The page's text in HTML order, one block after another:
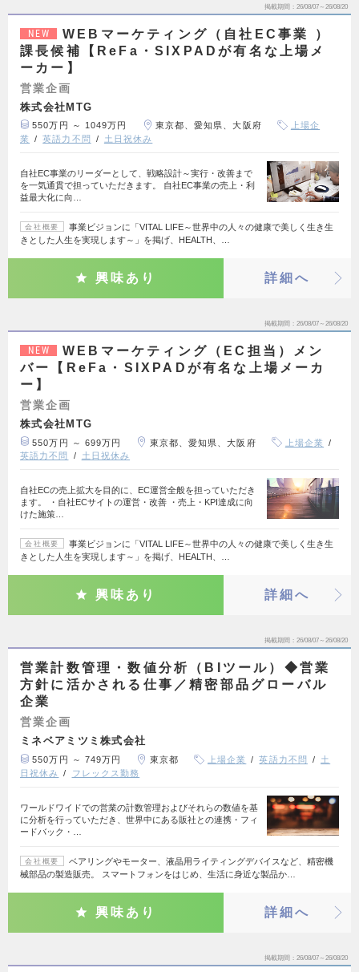
掲載期間 26/08/07～26/08/20
NEW
WEBマーケティング（自社EC事業 ）
課長候補【ReFa・SIXPADが有名な上場メ
ーカー】
営業企画
株式会社MTG
550万円 ～ 1049万円 東京都、愛知県、大阪府
上場企
業
英語力不問 土日祝休み
自社EC事業のリーダーとして、戦略設計～実行・改善まで
を一気通貫で担っていただきます。 自社EC事業の売上・利
益最大化に向…
会社概要
事業ビジョンに「VITAL LIFE～世界中の人々の健康で美しく生き生
きとした人生を実現します～」を掲げ、HEALTH、…
興味あり 詳細へ
掲載期間 26/08/07～26/08/20
NEW
WEBマーケティング（EC担当）メン
バー【ReFa・SIXPADが有名な上場メーカ
ー】
営業企画
株式会社MTG
550万円 ～ 699万円 東京都、愛知県、大阪府
上場企業
英語力不問
土日祝休み
自社ECの売上拡大を目的に、EC運営全般を担っていただき
ます。 ・自社ECサイトの運営・改善 ・売上・KPI達成に向
けた施策…
会社概要
事業ビジョンに「VITAL LIFE～世界中の人々の健康で美しく生き生
きとした人生を実現します～」を掲げ、HEALTH、…
興味あり 詳細へ
掲載期間 26/08/07～26/08/20
営業計数管理・数値分析（BIツール）◆営業
方針に活かされる仕事／精密部品グローバル
企業
営業企画
ミネベアミツミ株式会社
550万円 ～ 749万円 東京都 上場企業 英語力不問
土
日祝休み
フレックス勤務
ワールドワイドでの営業の計数管理およびそれらの数値を基
に分析を行っていただき、世界中にある販社との連携・フィ
ードバック・…
会社概要
ベアリングやモーター、液晶用ライティングデバイスなど、精密機
械部品の製造販売。 スマートフォンをはじめ、生活に身近な製品か…
興味あり 詳細へ
掲載期間 26/08/07～26/08/20